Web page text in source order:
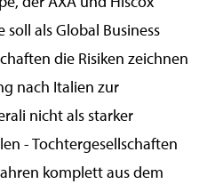
als Global Business
die Risiken zeichnen
nach Italien zur
nicht als starker
- Tochtergesellschaften
komplett aus dem